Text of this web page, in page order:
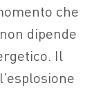
che
dipende
Il